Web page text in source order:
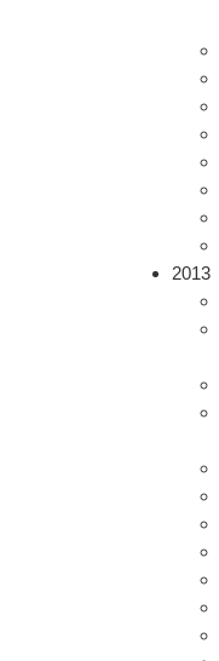
2013